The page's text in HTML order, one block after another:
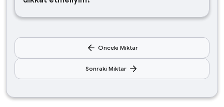
arrow_back Önceki Miktar
Sonraki Miktar arrow_forward